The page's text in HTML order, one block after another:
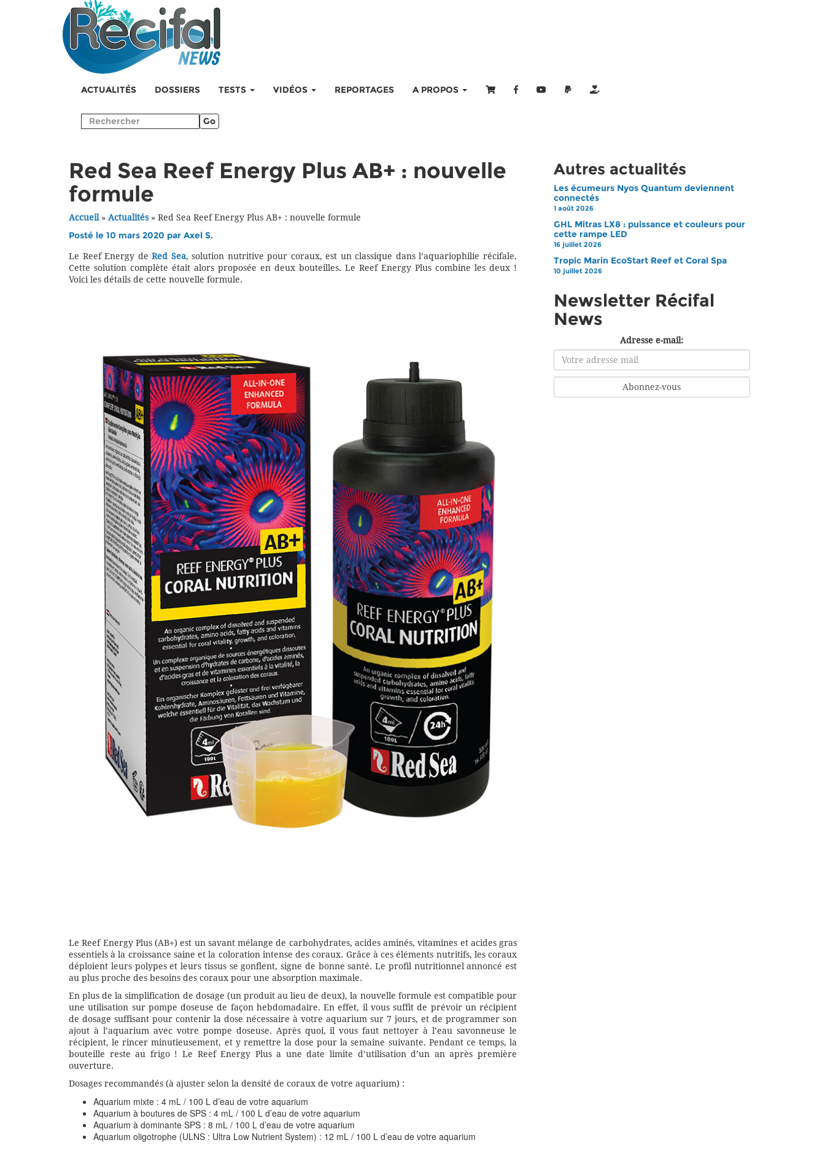
ACTUALITÉS DOSSIERS TESTS VIDÉOS REPORTAGES A PROPOS
Go
Red Sea Reef Energy Plus AB+ : nouvelle
formule
Accueil» Actualités» Red Sea Reef Energy Plus AB+ : nouvelle formule
Posté le 10 mars 2020 par Axel S.
Le Reef Energy deRed Sea, solution nutritive pour coraux, est un classique dans l’aquariophilie récifale.
Cette solution complète était alors proposée en deux bouteilles. Le Reef Energy Plus combine les deux !
Voici les détails de cette nouvelle formule.
Le Reef Energy Plus (AB+) est un savant mélange de carbohydrates, acides aminés, vitamines et acides gras
essentiels à la croissance saine et la coloration intense des coraux. Grâce à ces éléments nutritifs, les coraux
déploient leurs polypes et leurs tissus se gonflent, signe de bonne santé. Le profil nutritionnel annoncé est
au plus proche des besoins des coraux pour une absorption maximale.
En plus de la simplification de dosage (un produit au lieu de deux), la nouvelle formule est compatible pour
une utilisation sur pompe doseuse de façon hebdomadaire. En effet, il vous suffit de prévoir un récipient
de dosage suffisant pour contenir la dose nécessaire à votre aquarium sur 7 jours, et de programmer son
ajout à l’aquarium avec votre pompe doseuse. Après quoi, il vous faut nettoyer à l’eau savonneuse le
récipient, le rincer minutieusement, et y remettre la dose pour la semaine suivante. Pendant ce temps, la
bouteille reste au frigo ! Le Reef Energy Plus a une date limite d’utilisation d’un an après première
ouverture.
Dosages recommandés (à ajuster selon la densité de coraux de votre aquarium) :
Aquarium mixte : 4 mL / 100 L d’eau de votre aquarium
Aquarium à boutures de SPS : 4 mL / 100 L d’eau de votre aquarium
Aquarium à dominante SPS : 8 mL / 100 L d’eau de votre aquarium
Aquarium oligotrophe (ULNS : Ultra Low Nutrient System) : 12 mL / 100 L d’eau de votre aquarium
Autres actualités
Les écumeurs Nyos Quantum deviennent
connectés
1 août 2026
GHL Mitras LX8 : puissance et couleurs pour
cette rampe LED
16 juillet 2026
Tropic Marin EcoStart Reef et Coral Spa
10 juillet 2026
Newsletter Récifal
News
Adresse e-mail: